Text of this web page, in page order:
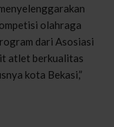
olahraga
dari Asosiasi
atlet berkualitas
kota Bekasi,”